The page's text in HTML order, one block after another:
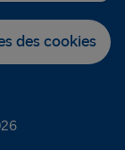
des cookies